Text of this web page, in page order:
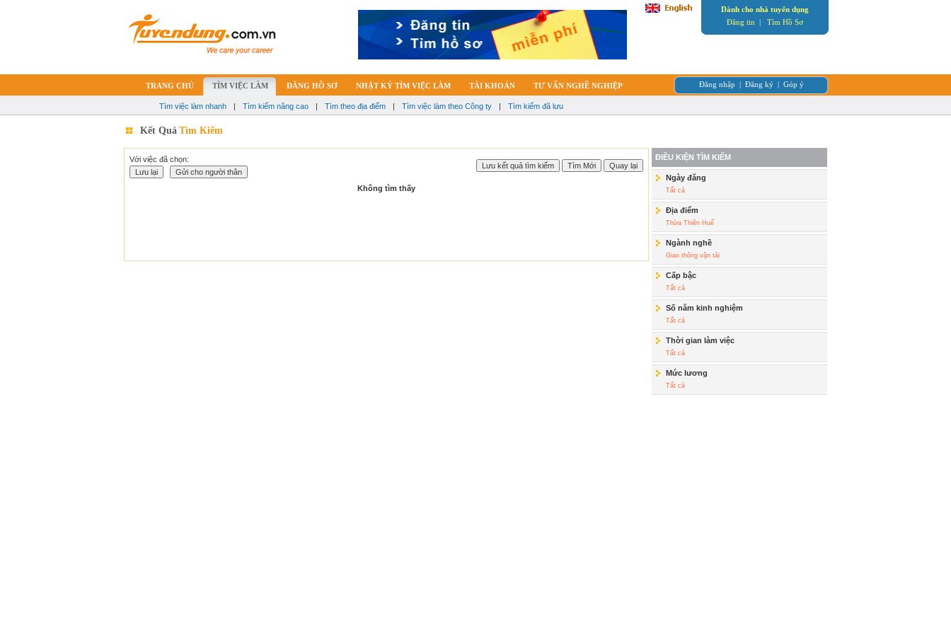
Dành cho nhà tuyển dụng
Đăng tin | Tìm Hồ Sơ
TRANG CHỦ TÌM VIỆC LÀM ĐĂNG HỒ SƠ NHẬT KÝ TÌM VIỆC LÀM TÀI KHOẢN TƯ VẤN NGHỀ NGHIỆP Đăng nhập | Đăng ký | Góp ý
Tìm việc làm nhanh | Tìm kiếm nâng cao | Tìm theo địa điểm | Tìm việc làm theo Công ty | Tìm kiếm đã lưu
Kết Quả Tìm Kiếm
Với việc đã chọn:
Không tìm thấy
ĐIỀU KIỆN TÌM KIẾM
Ngày đăng
Tất cả
Địa điểm
Thừa Thiên Huế
Ngành nghề
Giao thông vận tải
Cấp bậc
Tất cả
Số năm kinh nghiệm
Tất cả
Thời gian làm việc
Tất cả
Mức lương
Tất cả